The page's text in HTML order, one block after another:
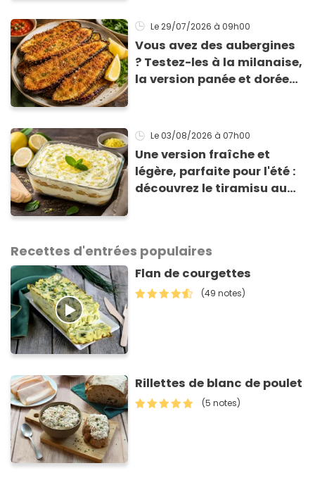
Le 29/07/2026 à 09h00
Vous avez des aubergines
? Testez-les à la milanaise,
la version panée et dorée
Le 03/08/2026 à 07h00
Une version fraîche et
légère, parfaite pour l'été :
découvrez le tiramisu au
Recettes d'entrées populaires
Flan de courgettes
(49 notes)
Rillettes de blanc de poulet
(5 notes)